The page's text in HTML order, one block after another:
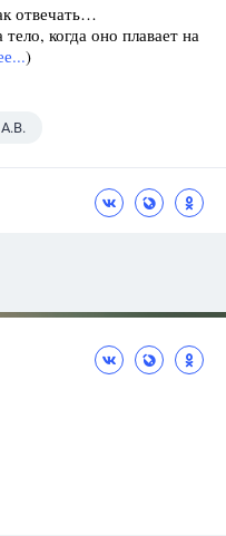
отвечать…
когда оно плавает на
)